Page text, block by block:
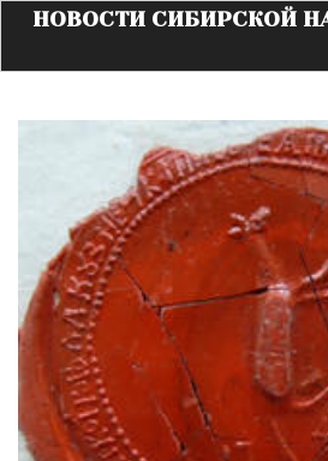
НОВОСТИ СИБИРСКОЙ